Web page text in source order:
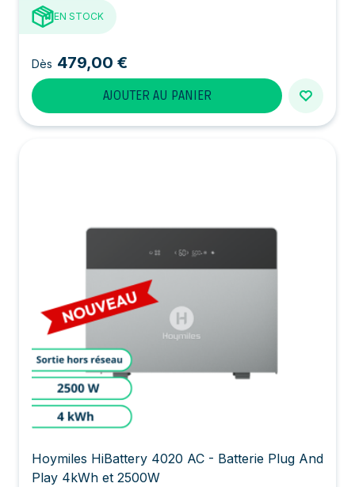
EN STOCK
Dès 479,00 €
AJOUTER AU PANIER
Hoymiles HiBattery 4020 AC - Batterie Plug And
Play 4kWh et 2500W